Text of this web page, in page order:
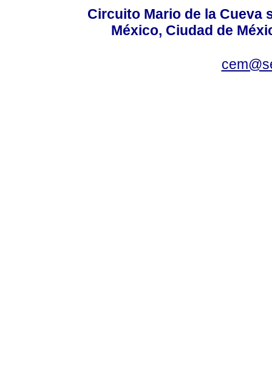
Circuito Mario de la Cueva
México, Ciudad de